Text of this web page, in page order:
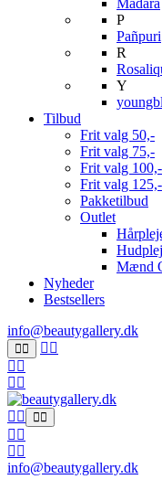
Mádara
P
Pañpuri
R
Y
Tilbud
Frit valg 50,-
Frit valg 75,-
Frit valg 100,-
Frit valg 125,-
Pakketilbud
Outlet
Mænd
Nyheder
Bestsellers
info@beautygallery.dk
info@beautygallery.dk